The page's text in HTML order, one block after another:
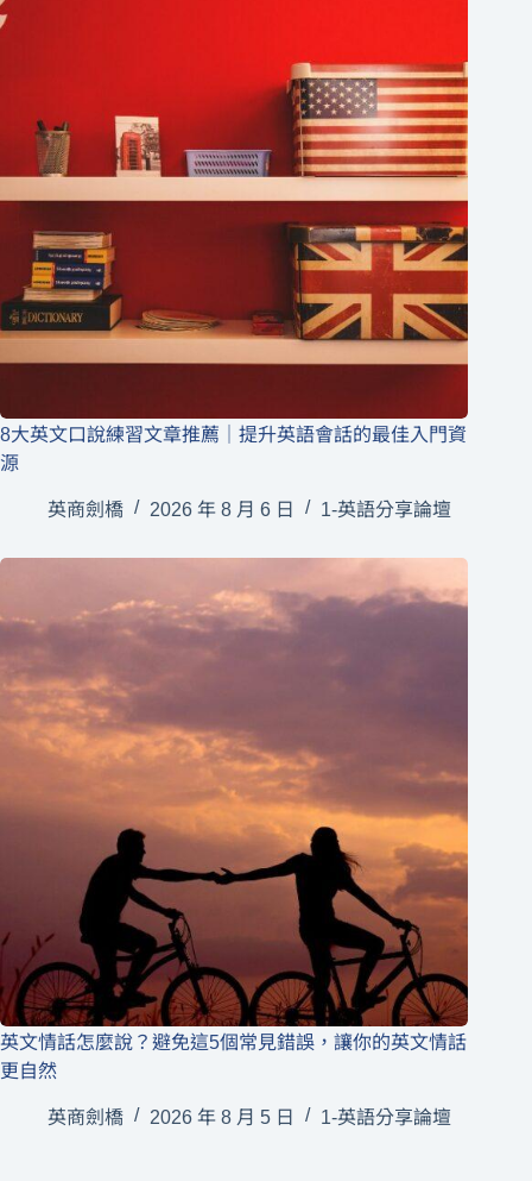
8大英文口說練習文章推薦｜提升英語會話的最佳入門資
源
英商劍橋 2026 年 8 月 6 日 1-英語分享論壇
英文情話怎麼說？避免這5個常見錯誤，讓你的英文情話
更自然
英商劍橋 2026 年 8 月 5 日 1-英語分享論壇